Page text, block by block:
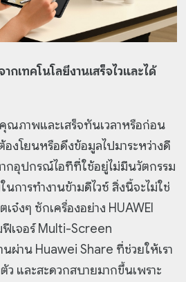
กเทคโนโลยีงานเสร็จไวและได้
ณภาพและเสร็จทันเวลาหรือก่อน
งโยนหรือดึงข้อมูลไปมาระหว่างดี
กอุปกรณ์ไอทีที่ใช้อยู่ไม่มีนวัตกรรม
การทำงานข้ามดีไวซ์ สิ่งนี้จะไม่ใช่
งๆ ซักเครื่องอย่าง HUAWEI
เจอร์ Multi-Screen
ผ่าน Huawei Share ที่ช่วยให้เรา
และสะดวกสบายมากขึ้นเพราะ